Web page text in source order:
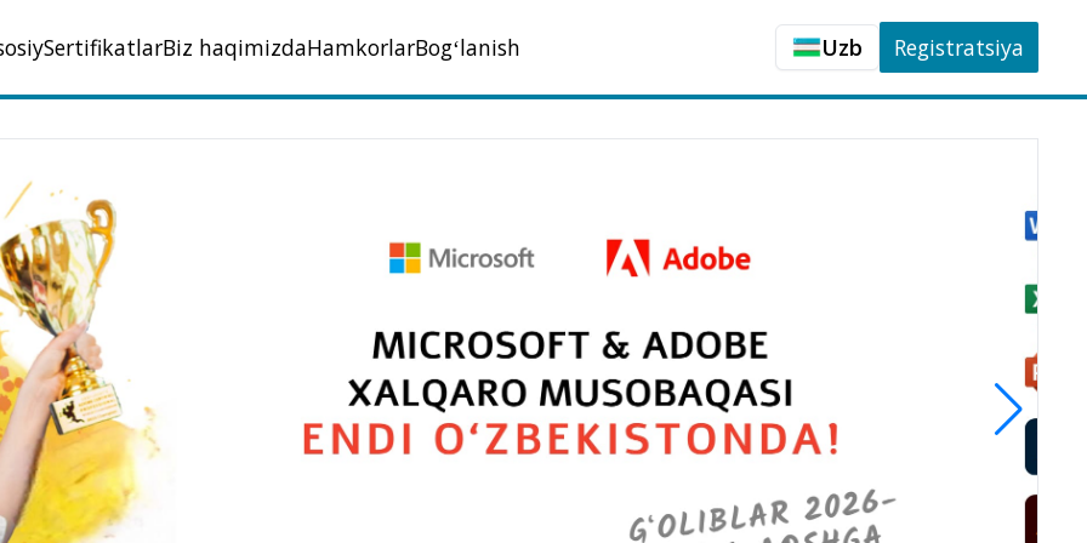
SertifikatlarBiz haqimizdaHamkorlarBogʻlanish Uzb
Uzb
Registratsiya